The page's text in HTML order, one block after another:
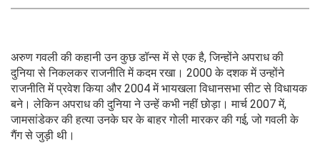
अरुण गवली की कहानी उन कुछ डॉन्स में से एक है, जिन्होंने अपराध की
दुनिया से निकलकर राजनीति में कदम रखा। 2000 के दशक में उन्होंने
राजनीति में प्रवेश किया और 2004 में भायखला विधानसभा सीट से विधायक
बने। लेकिन अपराध की दुनिया ने उन्हें कभी नहीं छोड़ा। मार्च 2007 में,
जामसांडेकर की हत्या उनके घर के बाहर गोली मारकर की गई, जो गवली के
गैंग से जुड़ी थी।